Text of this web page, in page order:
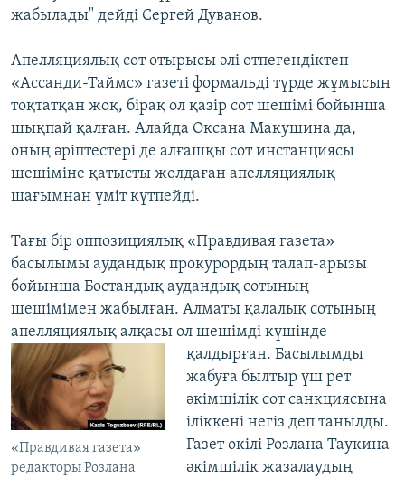
жабылады" дейді Сергей Дуванов.
Апелляциялық сот отырысы әлі өтпегендіктен
«Ассанди-Таймс» газеті формальді түрде жұмысын
тоқтатқан жоқ, бірақ ол қазір сот шешімі бойынша
шықпай қалған. Алайда Оксана Макушина да,
оның әріптестері де алғашқы сот инстанциясы
шешіміне қатысты жолдаған апелляциялық
шағымнан үміт күтпейді.
Тағы бір оппозициялық «Правдивая газета»
басылымы аудандық прокурордың талап-арызы
бойынша Бостандық аудандық сотының
шешімімен жабылған. Алматы қалалық сотының
апелляциялық алқасы ол шешімді күшінде
қалдырған.
«Правдивая газета»
редакторы Розлана
Басылымды
жабуға былтыр үш рет
әкімшілік сот санкциясына
іліккені негіз деп танылды.
Газет өкілі Розлана Таукина
әкімшілік жазалаудың